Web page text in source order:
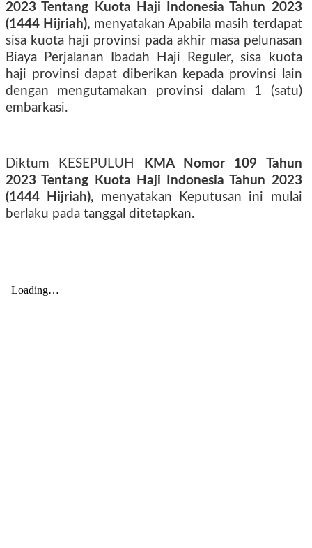
2023 Tentang Kuota Haji Indonesia Tahun 2023
(1444 Hijriah), menyatakan Apabila masih terdapat
sisa kuota haji provinsi pada akhir masa pelunasan
Biaya Perjalanan Ibadah Haji Reguler, sisa kuota
haji provinsi dapat diberikan kepada provinsi lain
dengan mengutamakan provinsi dalam 1 (satu)
embarkasi.
Diktum KESEPULUH
KMA Nomor 109 Tahun
2023 Tentang Kuota Haji Indonesia Tahun 2023
(1444 Hijriah),
menyatakan Keputusan ini mulai
berlaku pada tanggal ditetapkan.